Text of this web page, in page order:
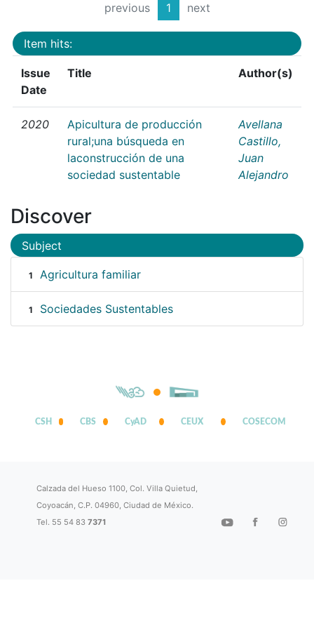
previous 1 next
Item hits:
Issue
Date
Title Author(s)
2020
Apicultura de producción
rural;una búsqueda en
laconstrucción de una
sociedad sustentable
Avellana
Castillo,
Juan
Alejandro
Discover
Subject
1 Agricultura familiar
1 Sociedades Sustentables
CSH CBS CyAD CEUX COSECOM
Calzada del Hueso 1100, Col. Villa Quietud,
Coyoacán, C.P. 04960, Ciudad de México.
Tel. 55 54 837371